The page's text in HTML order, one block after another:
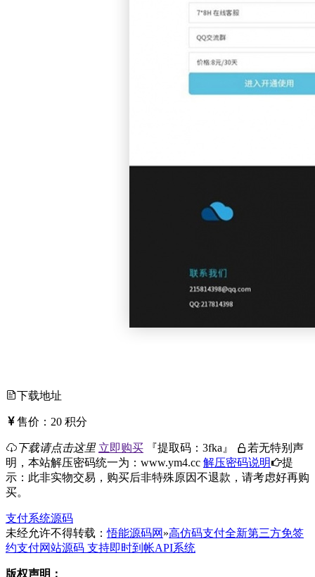
下载地址
售价： 20 积分
下载请点击这里 立即购买 『提取码： 3fka 』
若无特别声
明，本站解压密码统一为：www.ym4.cc 解压密码说明
提
示：此非实物交易，购买后非特殊原因不退款，请考虑好再购
买。
支付系统源码
未经允许不得转载：悟能源码网 »高仿码支付全新第三方免签
约支付网站源码 支持即时到帐API系统
版权声明：